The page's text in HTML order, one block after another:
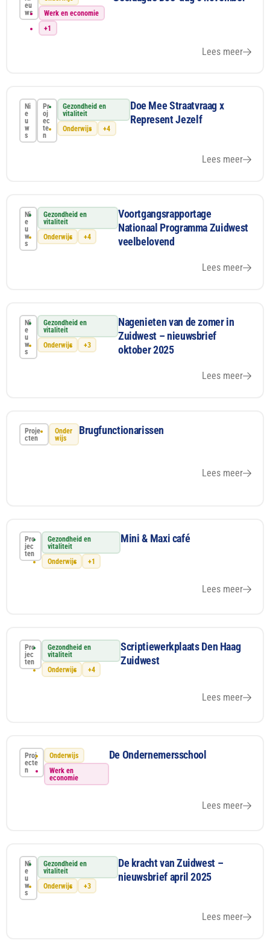
eu
ws
Werk en economie
+1
Lees meer
Ni
e
u
w
s
Pr
oj
ec
te
n
Gezondheid en
vitaliteit
Onderwijs
+4
Doe Mee Straatvraag x
Represent Jezelf
Lees meer
Ni
e
u
w
s
Gezondheid en
vitaliteit
Onderwijs
+4
Voortgangsrapportage
Nationaal Programma Zuidwest
veelbelovend
Lees meer
Ni
e
u
w
s
Gezondheid en
vitaliteit
Onderwijs
+3
Nagenieten van de zomer in
Zuidwest – nieuwsbrief
oktober 2025
Lees meer
Proje
cten
Onder
wijs
Brugfunctionarissen
Lees meer
Pro
jec
ten
Gezondheid en
vitaliteit
Onderwijs
+1
Mini & Maxi café
Lees meer
Pro
jec
ten
Gezondheid en
vitaliteit
Onderwijs
+4
Scriptiewerkplaats Den Haag
Zuidwest
Lees meer
Proj
ecte
n
Onderwijs
Werk en
economie
De Ondernemersschool
Lees meer
Ni
e
u
w
s
Gezondheid en
vitaliteit
Onderwijs
+3
De kracht van Zuidwest –
nieuwsbrief april 2025
Lees meer